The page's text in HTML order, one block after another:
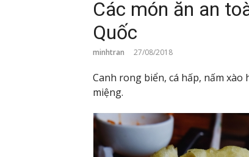
Các món ăn an
Quốc
minhtran 27/08/2018
Canh rong biển, cá hấp, nấm
miệng.